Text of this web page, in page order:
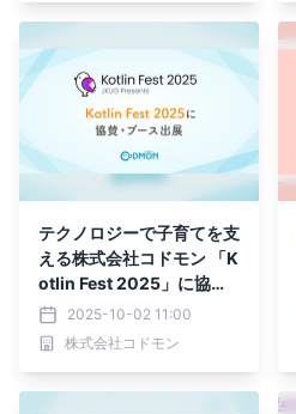
テクノロジーで子育てを支
える株式会社コドモン 「K
otlin Fest 2025」に協
賛・ブース出展
2025-10-02 11:00
株式会社コドモン